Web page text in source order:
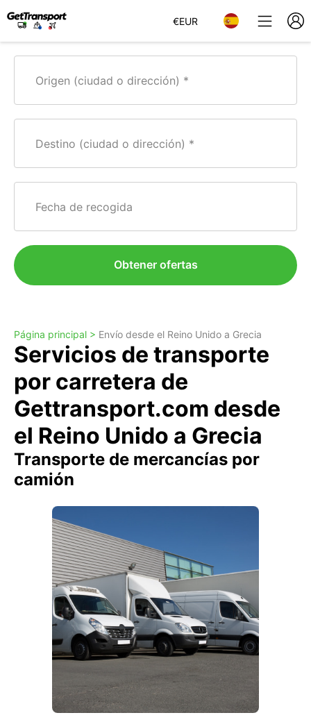
€EUR
Origen (ciudad o dirección)
Destino (ciudad o dirección)
Fecha de recogida
Obtener ofertas
Página principal > Envío desde el Reino Unido a Grecia
Servicios de transporte
por carretera de
Gettransport.com desde
el Reino Unido a Grecia
Transporte de mercancías por
camión